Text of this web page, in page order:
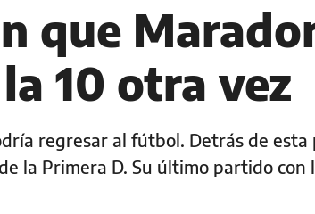
que
10 otra vez
regresar al fútbol. Detrás de
la Primera D. Su último partido con